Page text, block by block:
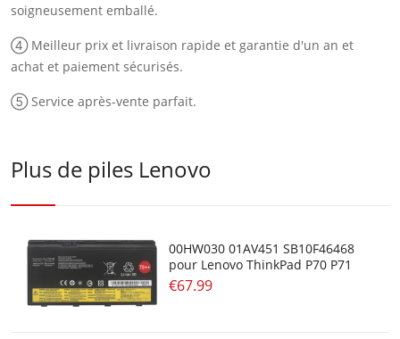
soigneusement emballé.
④ Meilleur prix et livraison rapide et garantie d'un an et
achat et paiement sécurisés.
⑤ Service après-vente parfait.
Plus de piles Lenovo
00HW030 01AV451 SB10F46468
pour Lenovo ThinkPad P70 P71
€67.99